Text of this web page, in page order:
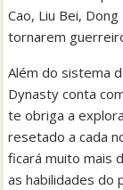
Cao, Liu Bei,
tornarem
Além do sistema
Dynasty conta
te obriga a
resetado a cada
ficará muito mais
as habilidades do